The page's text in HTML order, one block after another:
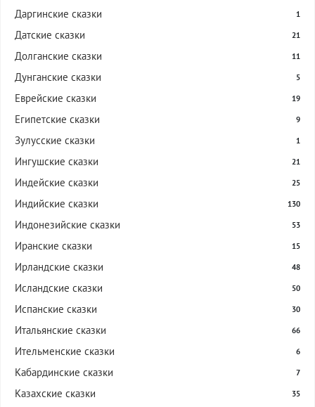
Даргинские сказки 1
Датские сказки 21
Долганские сказки 11
Дунганские сказки 5
Еврейские сказки 19
Египетские сказки 9
Зулусские сказки 1
Ингушские сказки 21
Индейские сказки 25
Индийские сказки 130
Индонезийские сказки 53
Иранские сказки 15
Ирландские сказки 48
Исландские сказки 50
Испанские сказки 30
Итальянские сказки 66
Ительменские сказки 6
Кабардинские сказки 7
Казахские сказки 35